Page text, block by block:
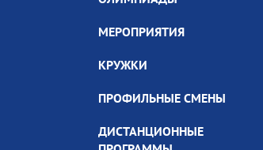
МЕРОПРИЯТИЯ
КРУЖКИ
ПРОФИЛЬНЫЕ СМЕНЫ
ДИСТАНЦИОННЫЕ